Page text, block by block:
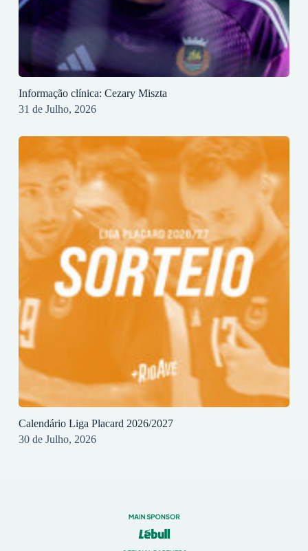
Informação clínica: Cezary Miszta
31 de Julho, 2026
Calendário Liga Placard 2026/2027
30 de Julho, 2026